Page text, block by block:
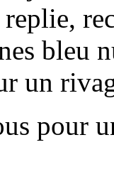
replie,
bleu
un
pour